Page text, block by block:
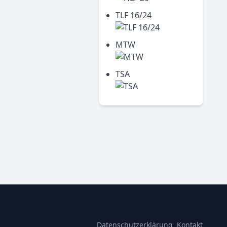
TLF 16/24
MTW
TSA
Datenschutzerklärung Kontakt